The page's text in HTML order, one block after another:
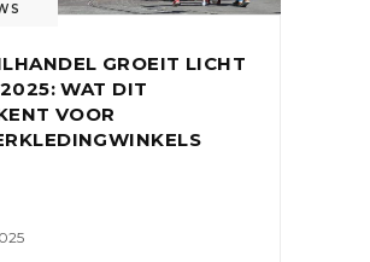
GROEIT LICHT
WAT DIT
VOOR